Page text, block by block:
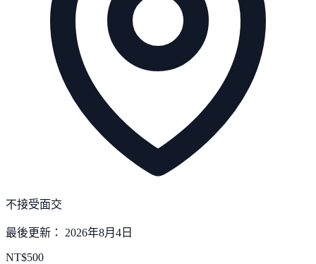
不接受面交
最後更新： 2026年8月4日
NT$500